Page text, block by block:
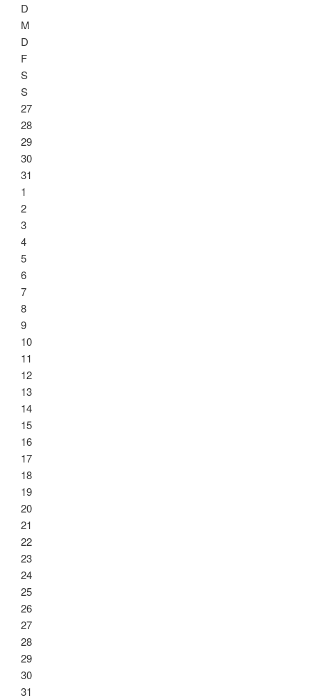
D
M
D
F
S
S
27
28
29
30
31
1
2
3
4
5
6
7
8
9
10
11
12
13
14
15
16
17
18
19
20
21
22
23
24
25
26
27
28
29
30
31